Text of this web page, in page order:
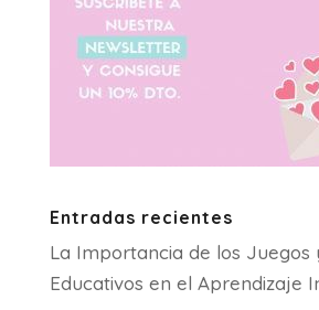
Entradas recientes
La Importancia de los Juegos
Educativos en el Aprendizaje